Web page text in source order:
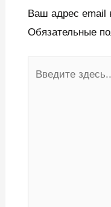
Ваш адрес email
Обязательные